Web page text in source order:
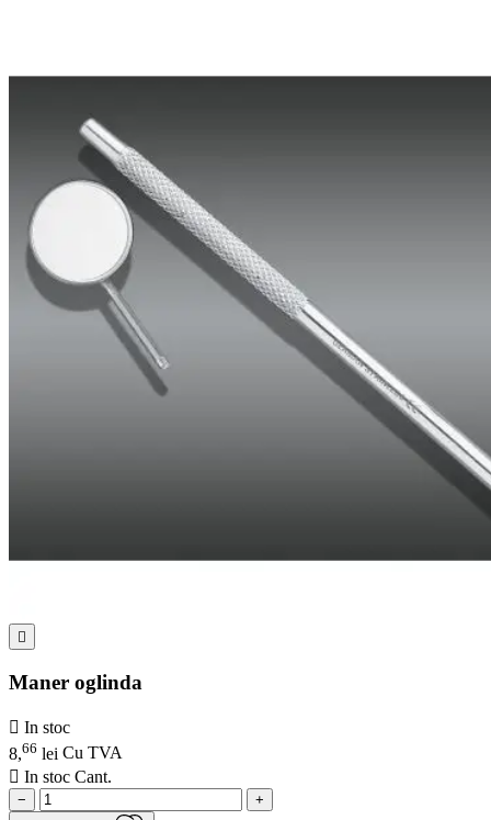

Maner oglinda
 In stoc
8,66 lei Cu TVA
 In stoc Cant.
− +